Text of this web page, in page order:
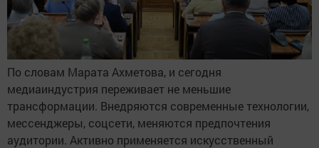
По словам Марата Ахметова, и сегодня
медиаиндустрия переживает не меньшие
трансформации. Внедряются современные технологии,
мессенджеры, соцсети, меняются предпочтения
аудитории. Активно применяется искусственный